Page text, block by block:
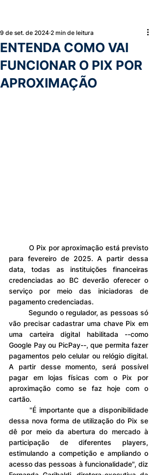
ENTENDA COMO VAI
FUNCIONAR O PIX POR
APROXIMAÇÃO
9 de set. de 2024 2 min de leitura
para fevereiro de 2025. A partir dessa
data, todas as instituições financeiras
credenciadas ao BC deverão oferecer o
serviço por meio das iniciadoras de
pagamento credenciadas.
	Segundo o regulador, as pessoas só
vão precisar cadastrar uma chave Pix em
uma carteira digital habilitada --como
Google Pay ou PicPay--, que permita fazer
pagamentos pelo celular ou relógio digital.
A partir desse momento, será possível
pagar em lojas físicas com o Pix por
aproximação como se faz hoje com o
cartão.
dessa nova forma de utilização do Pix se
dê por meio da abertura do mercado à
participação de diferentes players,
estimulando a competição e ampliando o
acesso das pessoas à funcionalidade", diz